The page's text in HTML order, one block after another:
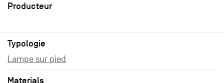
Producteur
Typologie
Lampe sur pied
Materials